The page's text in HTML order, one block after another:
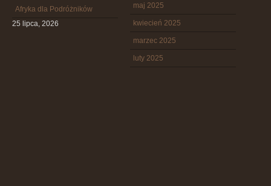
Afryka dla Podróżników
25 lipca, 2026
maj 2025
kwiecień 2025
marzec 2025
luty 2025